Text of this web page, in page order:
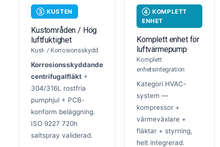
③ KUSTEN
Kustområden / Hög
luftfuktighet
Kust- / Korrosionsskydd
Korrosionsskyddande
centrifugalfläkt +
304/316L rostfria
pumphjul + PCB-
konform beläggning.
ISO 9227 720h
saltspray validerad.
④ KOMPLETT
ENHET
Komplett enhet för
luftvärmepump
Komplett
enhetsintegration
Kategori HVAC-
system —
kompressor +
värmeväxlare +
fläktar + styrning,
helt integrerad.